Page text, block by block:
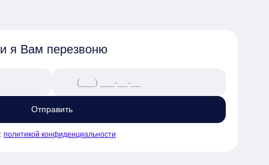
я Вам перезвоню
Отправить
политикой конфиденциальности